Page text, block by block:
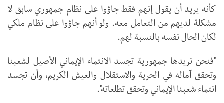
كأنه يريد أن يقول إنهم فقط جاؤوا على نظام جمهوري سابق لا
مشكلة لديهم من التعامل معه. ولو أنهم جاؤوا على نظام ملكي
لكان الحال نفسه بالنسبة لهم.
"فنحن نريدها جمهورية تجسد الانتماء الإيماني الأصيل لشعبنا
وتحقق آماله في الحرية والاستقلال والعيش الكريم، وأن تجسد
انتماء شعبنا الإيماني وتحقق تطلعاته".